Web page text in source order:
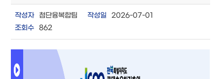
작성자 첨단융복합팀 작성일
2026-07-01
조회수
862